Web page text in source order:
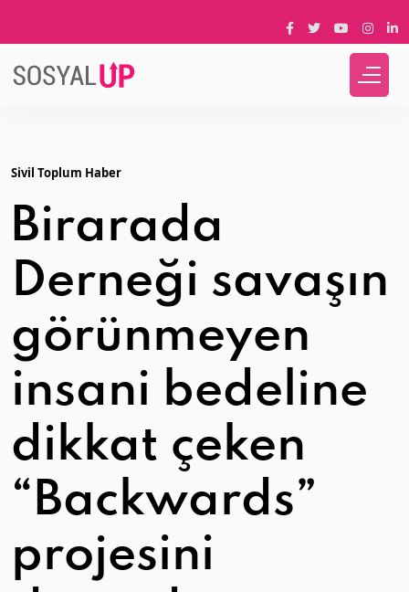
Sivil Toplum Haber
Birarada
Derneği savaşın
görünmeyen
insani bedeline
dikkat çeken
“Backwards”
projesini